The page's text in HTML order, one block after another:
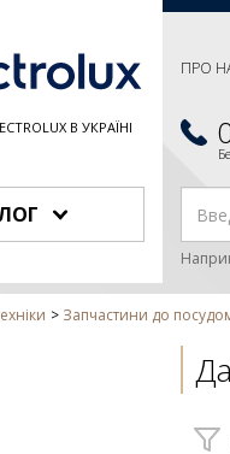
В УКРАЇНІ
ПРО
Запчастини до